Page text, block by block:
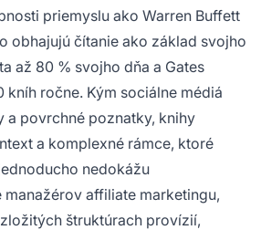
priemyslu ako Warren Buffett
obhajujú čítanie ako základ svojho
až 80 % svojho dňa a Gates
kníh ročne. Kým sociálne médiá
a povrchné poznatky, knihy
a komplexné rámce, ktoré
nedokážu
affiliate marketingu,
štruktúrach provízií,